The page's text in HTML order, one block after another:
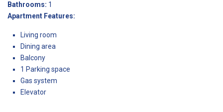
Bathrooms: 1
Apartment Features:
Living room
Dining area
Balcony
1 Parking space
Gas system
Elevator